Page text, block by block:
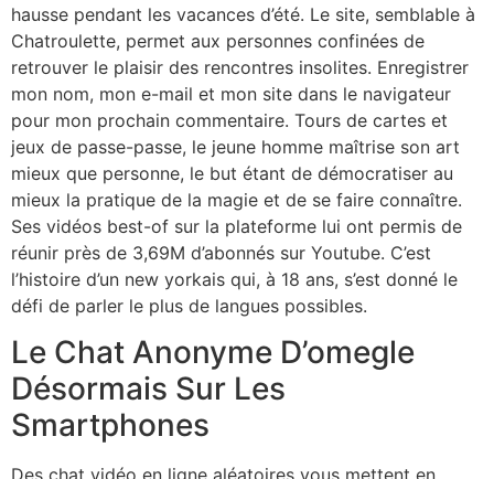
hausse pendant les vacances d’été. Le site, semblable à
Chatroulette, permet aux personnes confinées de
retrouver le plaisir des rencontres insolites. Enregistrer
mon nom, mon e-mail et mon site dans le navigateur
pour mon prochain commentaire. Tours de cartes et
jeux de passe-passe, le jeune homme maîtrise son art
mieux que personne, le but étant de démocratiser au
mieux la pratique de la magie et de se faire connaître.
Ses vidéos best-of sur la plateforme lui ont permis de
réunir près de 3,69M d’abonnés sur Youtube. C’est
l’histoire d’un new yorkais qui, à 18 ans, s’est donné le
défi de parler le plus de langues possibles.
Le Chat Anonyme D’omegle
Désormais Sur Les
Smartphones
Des chat vidéo en ligne aléatoires vous mettent en